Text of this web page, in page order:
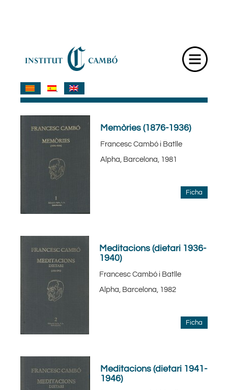
Memòries (1876-1936)
Francesc Cambó i Batlle
Alpha, Barcelona, 1981
Ficha
Meditacions (dietari 1936-
1940)
Francesc Cambó i Batlle
Alpha, Barcelona, 1982
Ficha
Meditacions (dietari 1941-
1946)